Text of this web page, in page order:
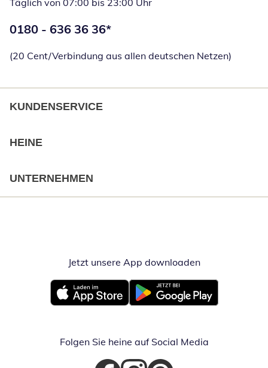
Täglich von 07:00 bis 23:00 Uhr
Telefonnummer:
0180 - 636 36 36*
(20 Cent/Verbindung aus allen deutschen Netzen)
KUNDENSERVICE
HEINE
UNTERNEHMEN
Jetzt unsere App downloadenÖffnet in
Öffnet in neuem FensterÖffnet in neuem Fenster
Folgen Sie heine auf Social Media